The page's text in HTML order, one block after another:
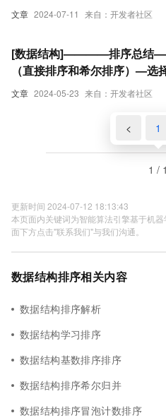
文章 2024-07-11 来自：开发者社区
文章 2024-05-23 来自：开发者社区
[数据结构]————排序总结
（直接排序和希尔排序）—选
择排序和堆排序）-交换排序（
< 1
1 / 1
更新时间 2024-07-12 18:13:43
本页面内关键词为智能算法引擎基于机
面下方点击"联系我们"与我们沟通。
数据结构排序相关内容
数据结构排序解析
数据结构学习排序
数据结构基数排序排序
数据结构排序希尔归并
数据结构排序冒泡计数排序